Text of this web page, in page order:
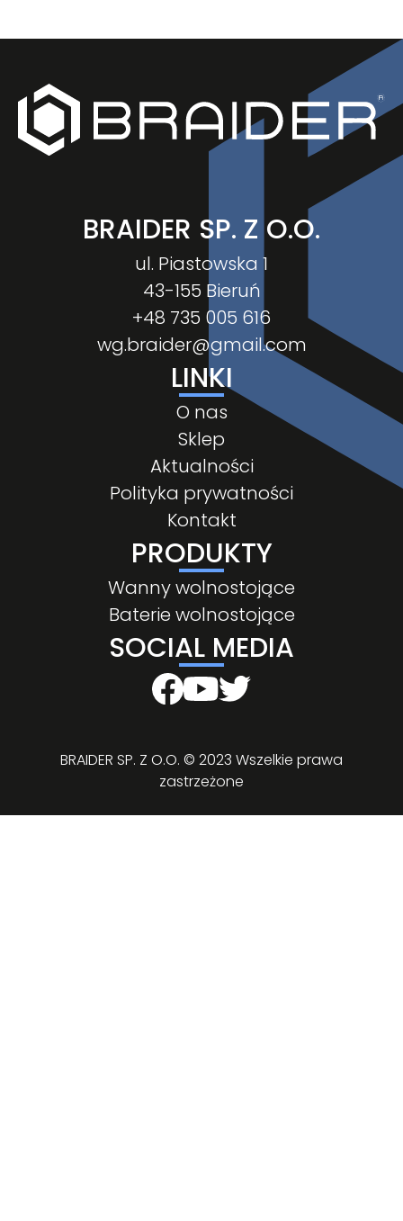
BRAIDER SP. Z O.O.
ul. Piastowska 1
43-155 Bieruń
+48 735 005 616
wg.braider@gmail.com
LINKI
O nas
Sklep
Aktualności
Polityka prywatności
Kontakt
PRODUKTY
Wanny wolnostojące
Baterie wolnostojące
SOCIAL MEDIA
BRAIDER SP. Z O.O. © 2023 Wszelkie prawa
zastrzeżone